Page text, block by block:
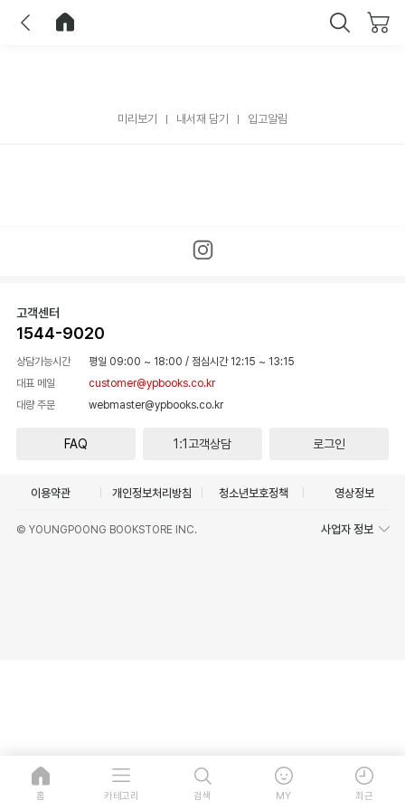
미리보기 내서재 담기 입고알림
고객센터
1544-9020
상담가능시간 평일 09:00 ~ 18:00 / 점심시간 12:15 ~ 13:15
대표 메일
customer@ypbooks.co.kr
대량 주문
webmaster@ypbooks.co.kr
FAQ 1:1고객상담 로그인
이용약관 개인정보처리방침 청소년보호정책 영상정보
© YOUNGPOONG BOOKSTORE INC. 사업자 정보
홈 카테고리 검색 MY 최근